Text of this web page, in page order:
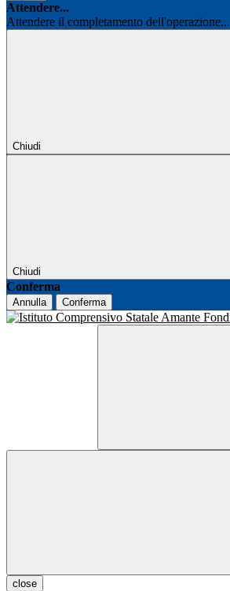
Attendere...
Attendere il completamento dell'operazione...
Chiudi
Chiudi
Conferma
Annulla Conferma
close